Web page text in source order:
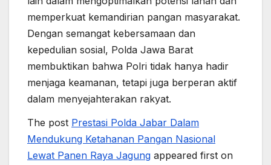
memperkuat kemandirian pangan masyarakat.
Dengan semangat kebersamaan dan
kepedulian sosial, Polda Jawa Barat
membuktikan bahwa Polri tidak hanya hadir
menjaga keamanan, tetapi juga berperan aktif
dalam menyejahterakan rakyat.
The post Prestasi Polda Jabar Dalam
Mendukung Ketahanan Pangan Nasional
Lewat Panen Raya Jagung appeared first on